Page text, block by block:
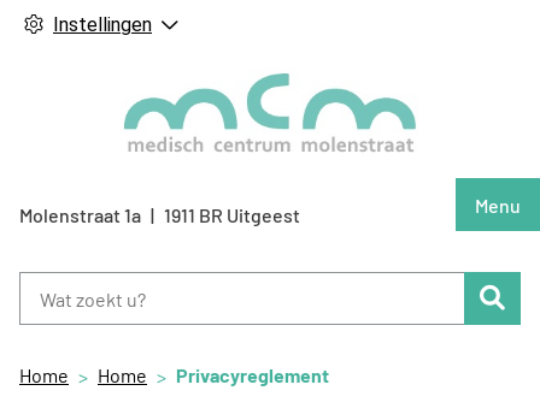
Instellingen
Menu
Molenstraat1a 1911 BR Uitgeest
Home Home Privacyreglement